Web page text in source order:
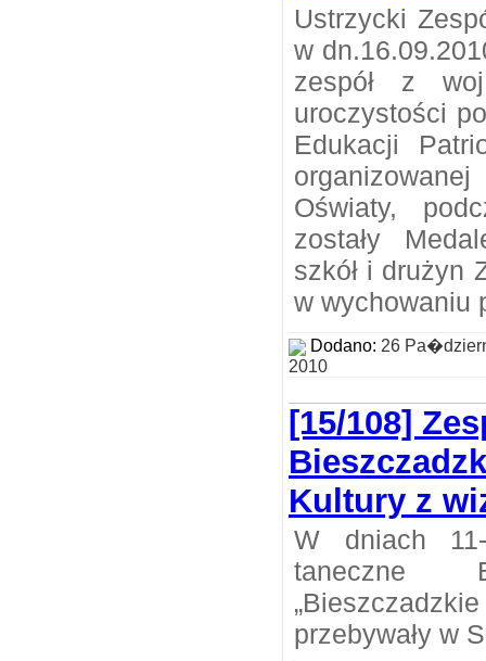
Ustrzycki
w
zespół z
uroczystości
Edukacji
Oświaty,
zostały
szkół i drużyn
w wychowaniu
Dodano: 26
2010
[15/108]
Kultury z
W dniach
przebywały w